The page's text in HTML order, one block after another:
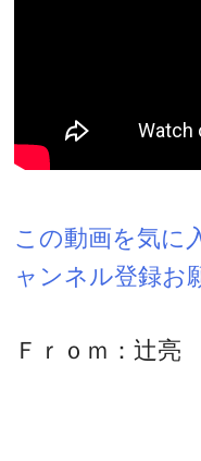
この動画を気に
ャンネル登録お
Ｆｒｏｍ：辻亮